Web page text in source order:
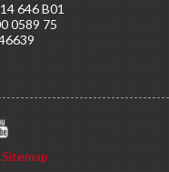
646 B01
0589 75
Sitemap